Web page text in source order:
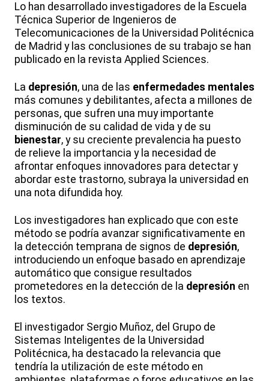
Lo han desarrollado investigadores de la Escuela
Técnica Superior de Ingenieros de
Telecomunicaciones de la Universidad Politécnica
de Madrid y las conclusiones de su trabajo se han
publicado en la revista Applied Sciences.
La depresión, una de las enfermedades mentales
más comunes y debilitantes, afecta a millones de
personas, que sufren una muy importante
disminución de su calidad de vida y de su
bienestar, y su creciente prevalencia ha puesto
de relieve la importancia y la necesidad de
afrontar enfoques innovadores para detectar y
abordar este trastorno, subraya la universidad en
una nota difundida hoy.
Los investigadores han explicado que con este
método se podría avanzar significativamente en
la detección temprana de signos de depresión,
introduciendo un enfoque basado en aprendizaje
automático que consigue resultados
prometedores en la detección de la depresión en
los textos.
El investigador Sergio Muñoz, del Grupo de
Sistemas Inteligentes de la Universidad
Politécnica, ha destacado la relevancia que
tendría la utilización de este método en